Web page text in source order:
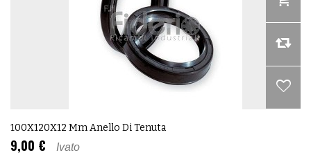
100X120X12 Mm Anello Di Tenuta
9,00 € Ivato